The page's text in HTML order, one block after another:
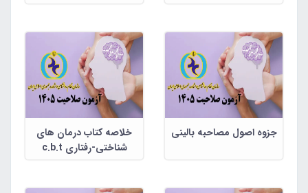
جزوه اصول مصاحبه بالینی
خلاصه کتاب درمان های
شناختی-رفتاری c.b.t